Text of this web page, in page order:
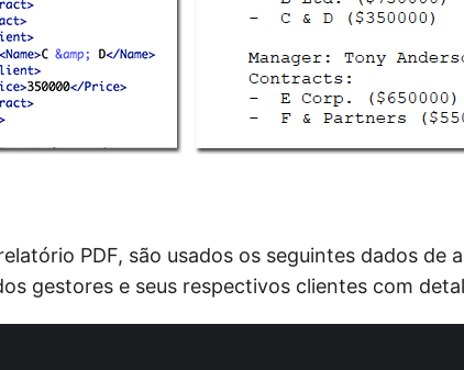
PDF, são usados os seguintes dados de
gestores e seus respectivos clientes com